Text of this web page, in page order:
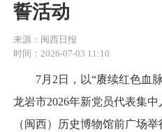
誓活动
来源：闽西日报
时间：2026-07-03 11:10
7月2日，以“赓续红色血脉
龙岩市2026年新党员代表集
（闽西）历史博物馆前广场